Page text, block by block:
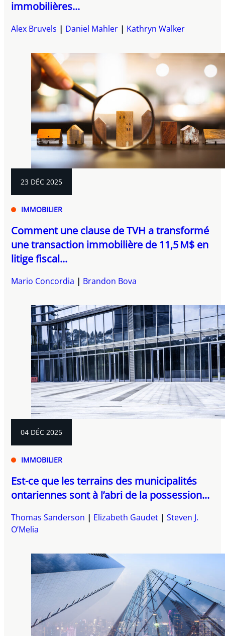
immobilières...
Alex Bruvels Daniel Mahler Kathryn Walker
23 DÉC 2025
IMMOBILIER
Comment une clause de TVH a transformé
une transaction immobilière de 11,5 M$ en
litige fiscal...
Mario Concordia Brandon Bova
04 DÉC 2025
IMMOBILIER
Est-ce que les terrains des municipalités
ontariennes sont à l’abri de la possession...
Thomas Sanderson Elizabeth Gaudet
Steven J.
O’Melia